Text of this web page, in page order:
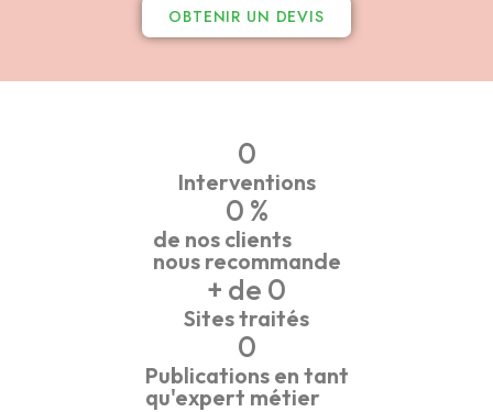
OBTENIR UN DEVIS
Interventions
0
de nos clients
nous recommande
0 %
Sites traités
+ de 0
Publications en tant
qu'expert métier
0